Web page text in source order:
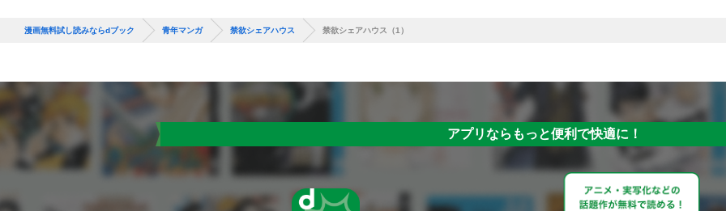
漫画無料試し読みならdブック 青年マンガ 禁欲シェアハウス 禁欲シェアハウス（1）
アプリならもっと便利で快適に！